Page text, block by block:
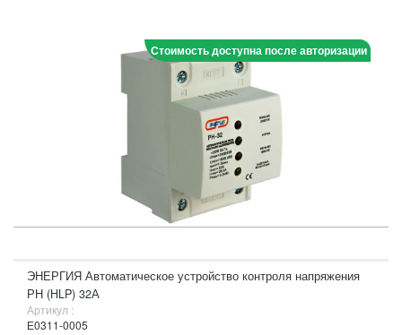
Стоимость доступна после авторизации
ЭНЕРГИЯ Автоматическое устройство контроля напряжения
РН (HLP) 32А
Артикул :
Е0311-0005